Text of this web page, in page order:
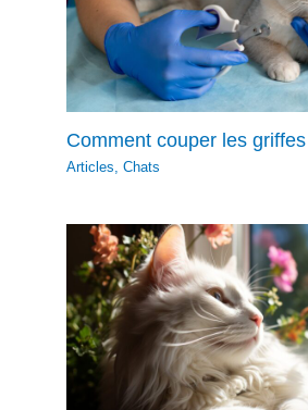
Comment couper les griffes
Articles,Chats